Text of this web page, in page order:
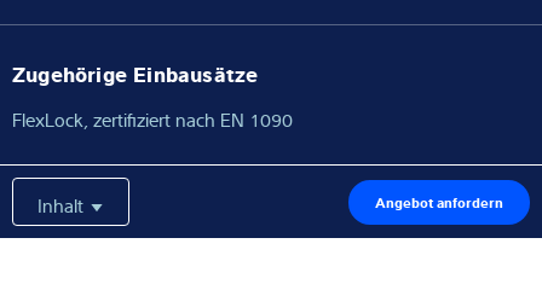
Zugehörige Einbausätze
FlexLock, zertifiziert nach EN 1090
Inhalt Angebot anfordern